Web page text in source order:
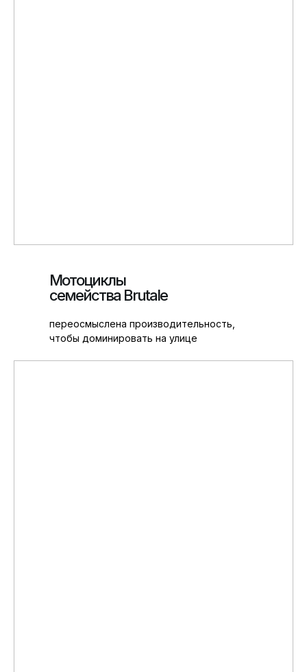
Мотоциклы
семейства Brutale
переосмыслена производительность,
чтобы доминировать на улице